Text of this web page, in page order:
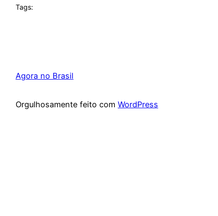
Tags:
Agora no Brasil
Orgulhosamente feito com WordPress